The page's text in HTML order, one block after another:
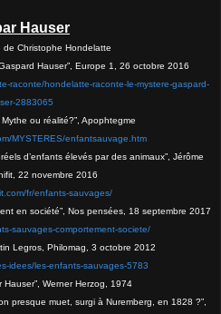
Hauser
Christophe Hondelatte
Hauser”, Europe 1, 26 octobre 2016
raconte/hondelatte-raconte-le-mystere-gaspard-
2883065
ou réalité?”, Apophtegme
MYSTERES/enfantsauvage.htm
d’enfants élevés par des animaux”, Jérôme
22 novembre 2016
fr/enfants-sauvages/
en société”, Nos pensées, 18 septembre 2017
sauvages-comportement-societe/
Legros, Philomag, 3 octobre 2012
idees/les-enfants-sauvages-5783
Hauser”, Werner Herzog, 1974
presque muet, surgi à Nuremberg, en 1828 ?”,